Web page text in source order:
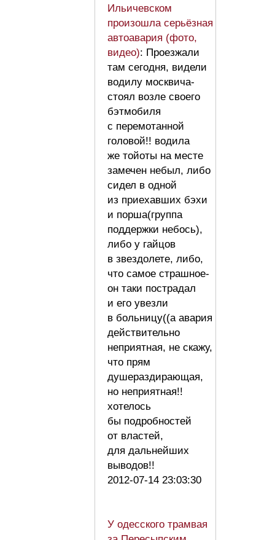
Ильичевском
произошла серьёзная
автоавария (фото,
видео): Проезжали
там сегодня, видели
водилу москвича-
стоял возле своего
бэтмобиля
с перемотанной
головой!! водила
же тойоты на месте
замечен небыл, либо
сидел в одной
из приехавших бэхи
и порша(группа
поддержки небось),
либо у гайцов
в звездолете, либо,
что самое страшное-
он таки пострадал
и его увезли
в больницу((а авария
действительно
неприятная, не скажу,
что прям
душераздирающая,
но неприятная!!
хотелось
бы подробностей
от властей,
для дальнейших
выводов!!
2012-07-14 23:03:30
У одесского трамвая